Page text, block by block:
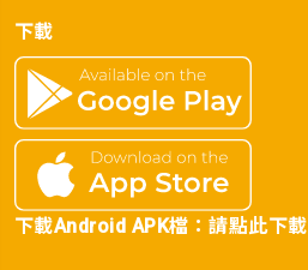
下載
下載Android APK檔：請點此下載